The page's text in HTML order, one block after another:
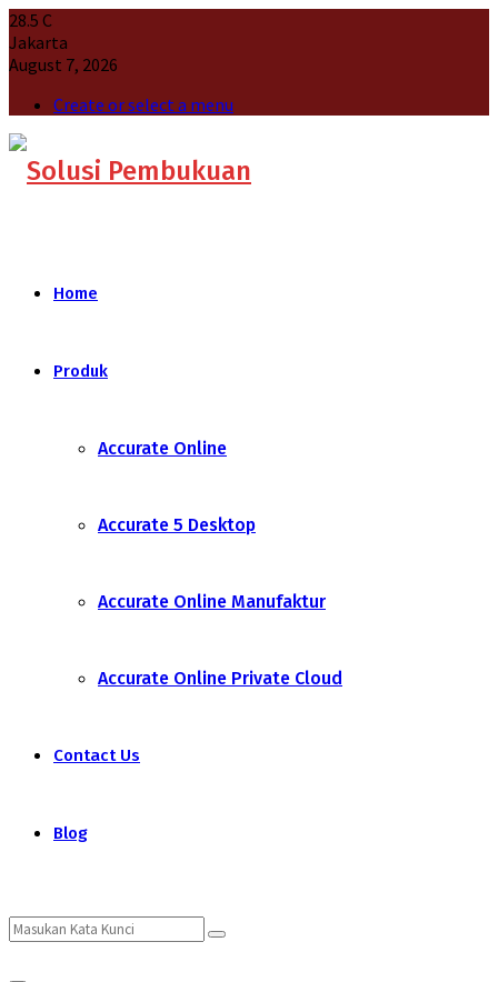
28.5 C
Jakarta
August 7, 2026
Create or select a menu
Home
Produk
Accurate Online
Accurate 5 Desktop
Accurate Online Manufaktur
Accurate Online Private Cloud
Contact Us
Blog
Search
Search